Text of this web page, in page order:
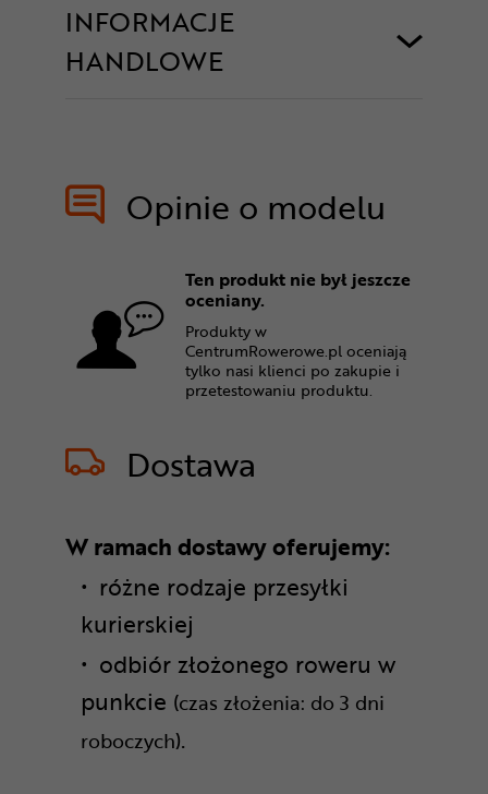
INFORMACJE
HANDLOWE
Opinie o modelu
Ten produkt nie był jeszcze
oceniany.
Produkty w
CentrumRowerowe.pl oceniają
tylko nasi klienci po zakupie i
przetestowaniu produktu.
Dostawa
W ramach dostawy oferujemy:
różne rodzaje przesyłki
kurierskiej
odbiór złożonego roweru w
punkcie (czas złożenia: do 3 dni
roboczych).